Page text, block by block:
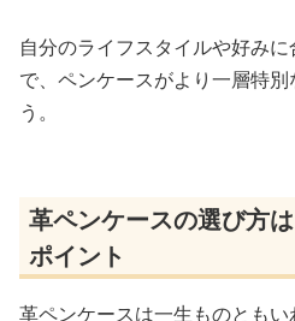
自分のライフスタイルや好み
で、ペンケースがより一層特
う。
革ペンケースの選び方
ポイント
革ペンケースは一生ものとも